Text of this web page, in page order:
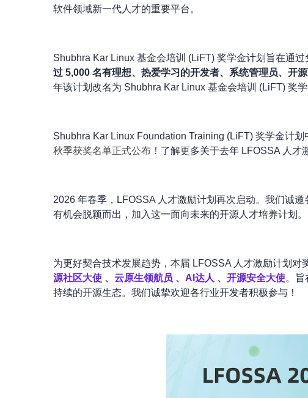
软件领域新一代人才的重要平台。
Shubhra Kar Linux 基金会培训 (LiFT) 奖学金计划旨在通
过 5,000 名有理想、热爱学习的开发者、系统管理员、开
年该计划改名为 Shubhra Kar Linux 基金会培训 (LiFT) 奖
Shubhra Kar Linux Foundation Training (LiFT) 奖学金计
秋季获奖名单正式公布！ 了解更多关于去年 LFOSSA 人才
2026 年春季，LFOSSA 人才激励计划再次启动。我们诚
有机会脱颖而出，加入这一面向未来的开源人才培养计划。
为更好契合技术发展趋势，本届 LFOSSA 人才激励计划对
源社区大使 、云原生领航员 、AI达人 、开源安全大使。
持续的开源生态。我们诚挚欢迎各行业开发者积极参与！